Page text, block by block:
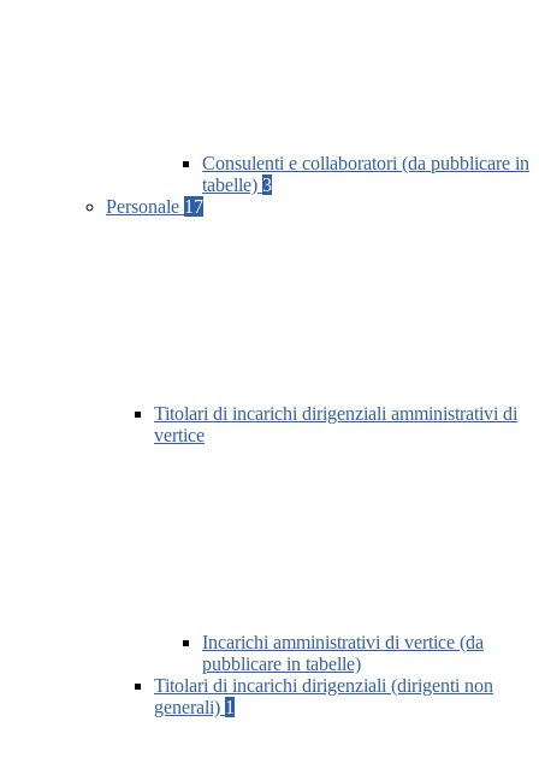
Consulenti e collaboratori (da pubblicare in
tabelle) 3
Personale 17
Titolari di incarichi dirigenziali amministrativi di
vertice
Incarichi amministrativi di vertice (da
pubblicare in tabelle)
Titolari di incarichi dirigenziali (dirigenti non
generali) 1